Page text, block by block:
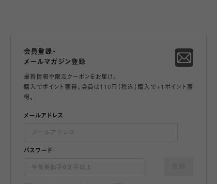
会員登録・
メールマガジン登録
最新情報や限定クーポンをお届け。
購入でポイント獲得。会員は110円（税込）購入で+1ポイント獲
得。
メールアドレス
パスワード